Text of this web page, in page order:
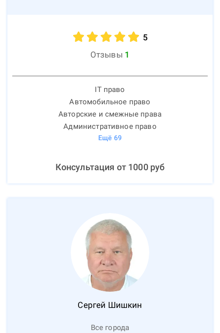
5
Отзывы 1
IT право
Автомобильное право
Авторские и смежные права
Административное право
Ещё 69
Консультация от 1000руб
Сергей Шишкин
Все города